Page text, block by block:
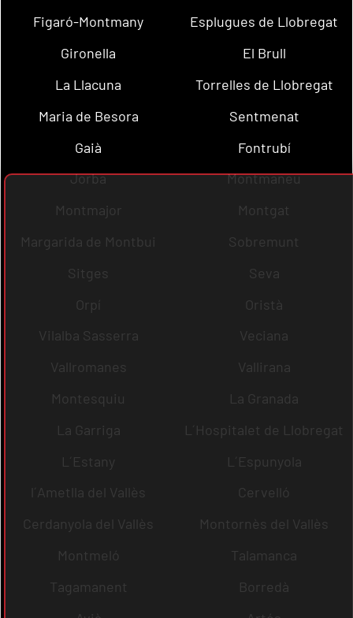
Figaró-Montmany
Esplugues de Llobregat
Gironella
El Brull
La Llacuna
Torrelles de Llobregat
Maria de Besora
Sentmenat
Gaià
Fontrubí
Jorba
Montmaneu
Montmajor
Montgat
Margarida de Montbui
Sobremunt
Sitges
Seva
Orpí
Oristà
Vilalba Sasserra
Veciana
Vallromanes
Vallirana
Montesquiu
La Granada
La Garriga
L´Hospitalet de Llobregat
L´Estany
L´Espunyola
l´Ametlla del Vallès
Cervelló
Cerdanyola del Vallès
Montornès del Vallès
Montmeló
Talamanca
Tagamanent
Borredà